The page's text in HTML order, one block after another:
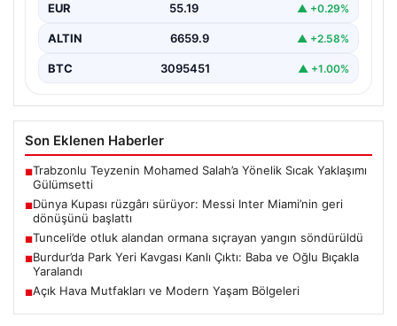
EUR 55.19 ▲ +0.29%
ALTIN 6659.9 ▲ +2.58%
BTC 3095451 ▲ +1.00%
Son Eklenen Haberler
■Trabzonlu Teyzenin Mohamed Salah’a Yönelik Sıcak Yaklaşımı
Gülümsetti
■Dünya Kupası rüzgârı sürüyor: Messi Inter Miami’nin geri
dönüşünü başlattı
■Tunceli’de otluk alandan ormana sıçrayan yangın söndürüldü
■Burdur’da Park Yeri Kavgası Kanlı Çıktı: Baba ve Oğlu Bıçakla
Yaralandı
■Açık Hava Mutfakları ve Modern Yaşam Bölgeleri